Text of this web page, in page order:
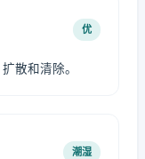
优
散和清除。
潮湿